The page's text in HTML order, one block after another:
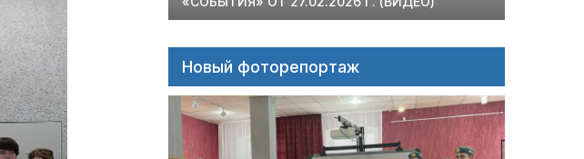
Новый фоторепортаж